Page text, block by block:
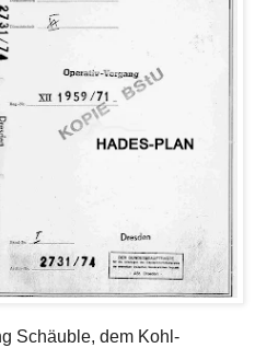
Schäuble, dem Kohl-